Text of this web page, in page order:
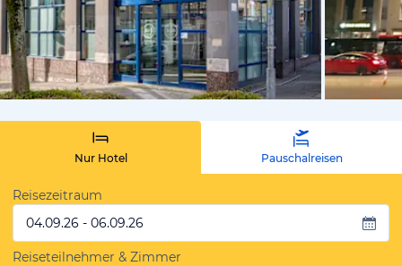
vom
Nur Hotel Pauschalreisen
Reisezeitraum
04.09.26 - 06.09.26
Reiseteilnehmer & Zimmer